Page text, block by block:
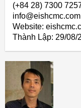
(+84 28) 7300
info@eishcmc.com
Website:
Thành Lập: 29/08/